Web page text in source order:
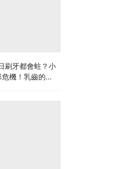
刷牙都會蛀？小
機！乳齒的琺